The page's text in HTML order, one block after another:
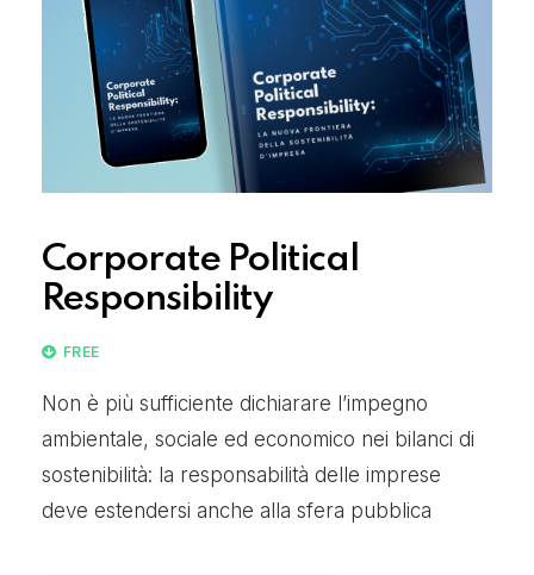
Corporate Political
Responsibility
FREE
Non è più sufficiente dichiarare l’impegno
ambientale, sociale ed economico nei bilanci di
sostenibilità: la responsabilità delle imprese
deve estendersi anche alla sfera pubblica